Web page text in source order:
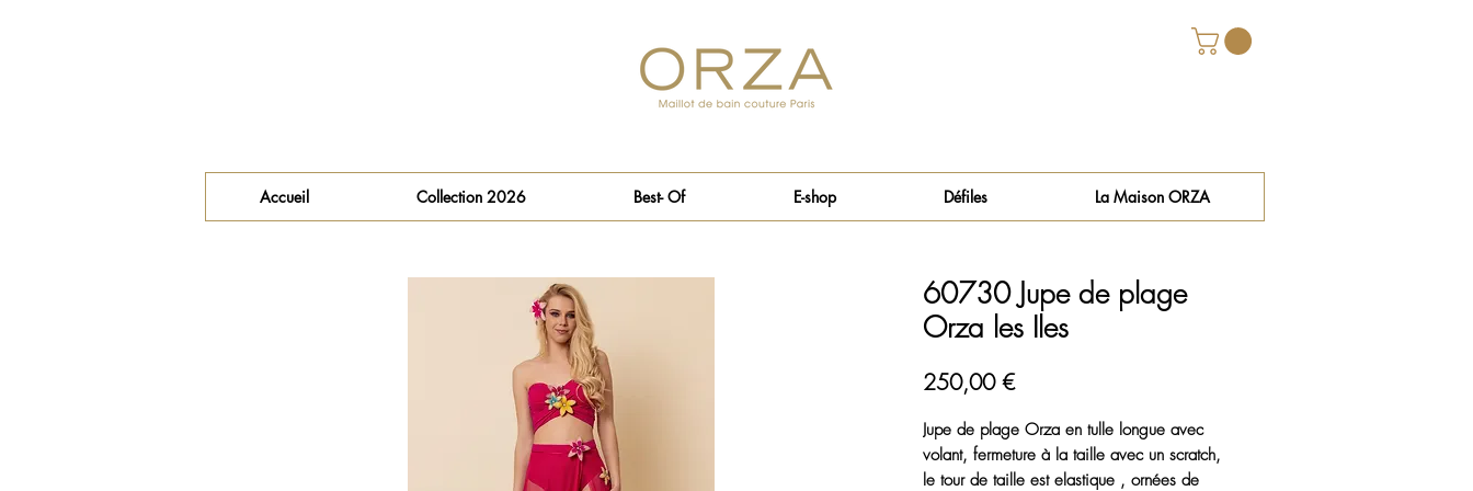
Accueil Collection 2026 Best- Of E-shop Défiles La Maison ORZA
60730 Jupe de plage
Orza les Iles
250,00 €Prix
Jupe de plage Orza en tulle longue avec
volant, fermeture à la taille avec un scratch,
le tour de taille est elastique , ornées de